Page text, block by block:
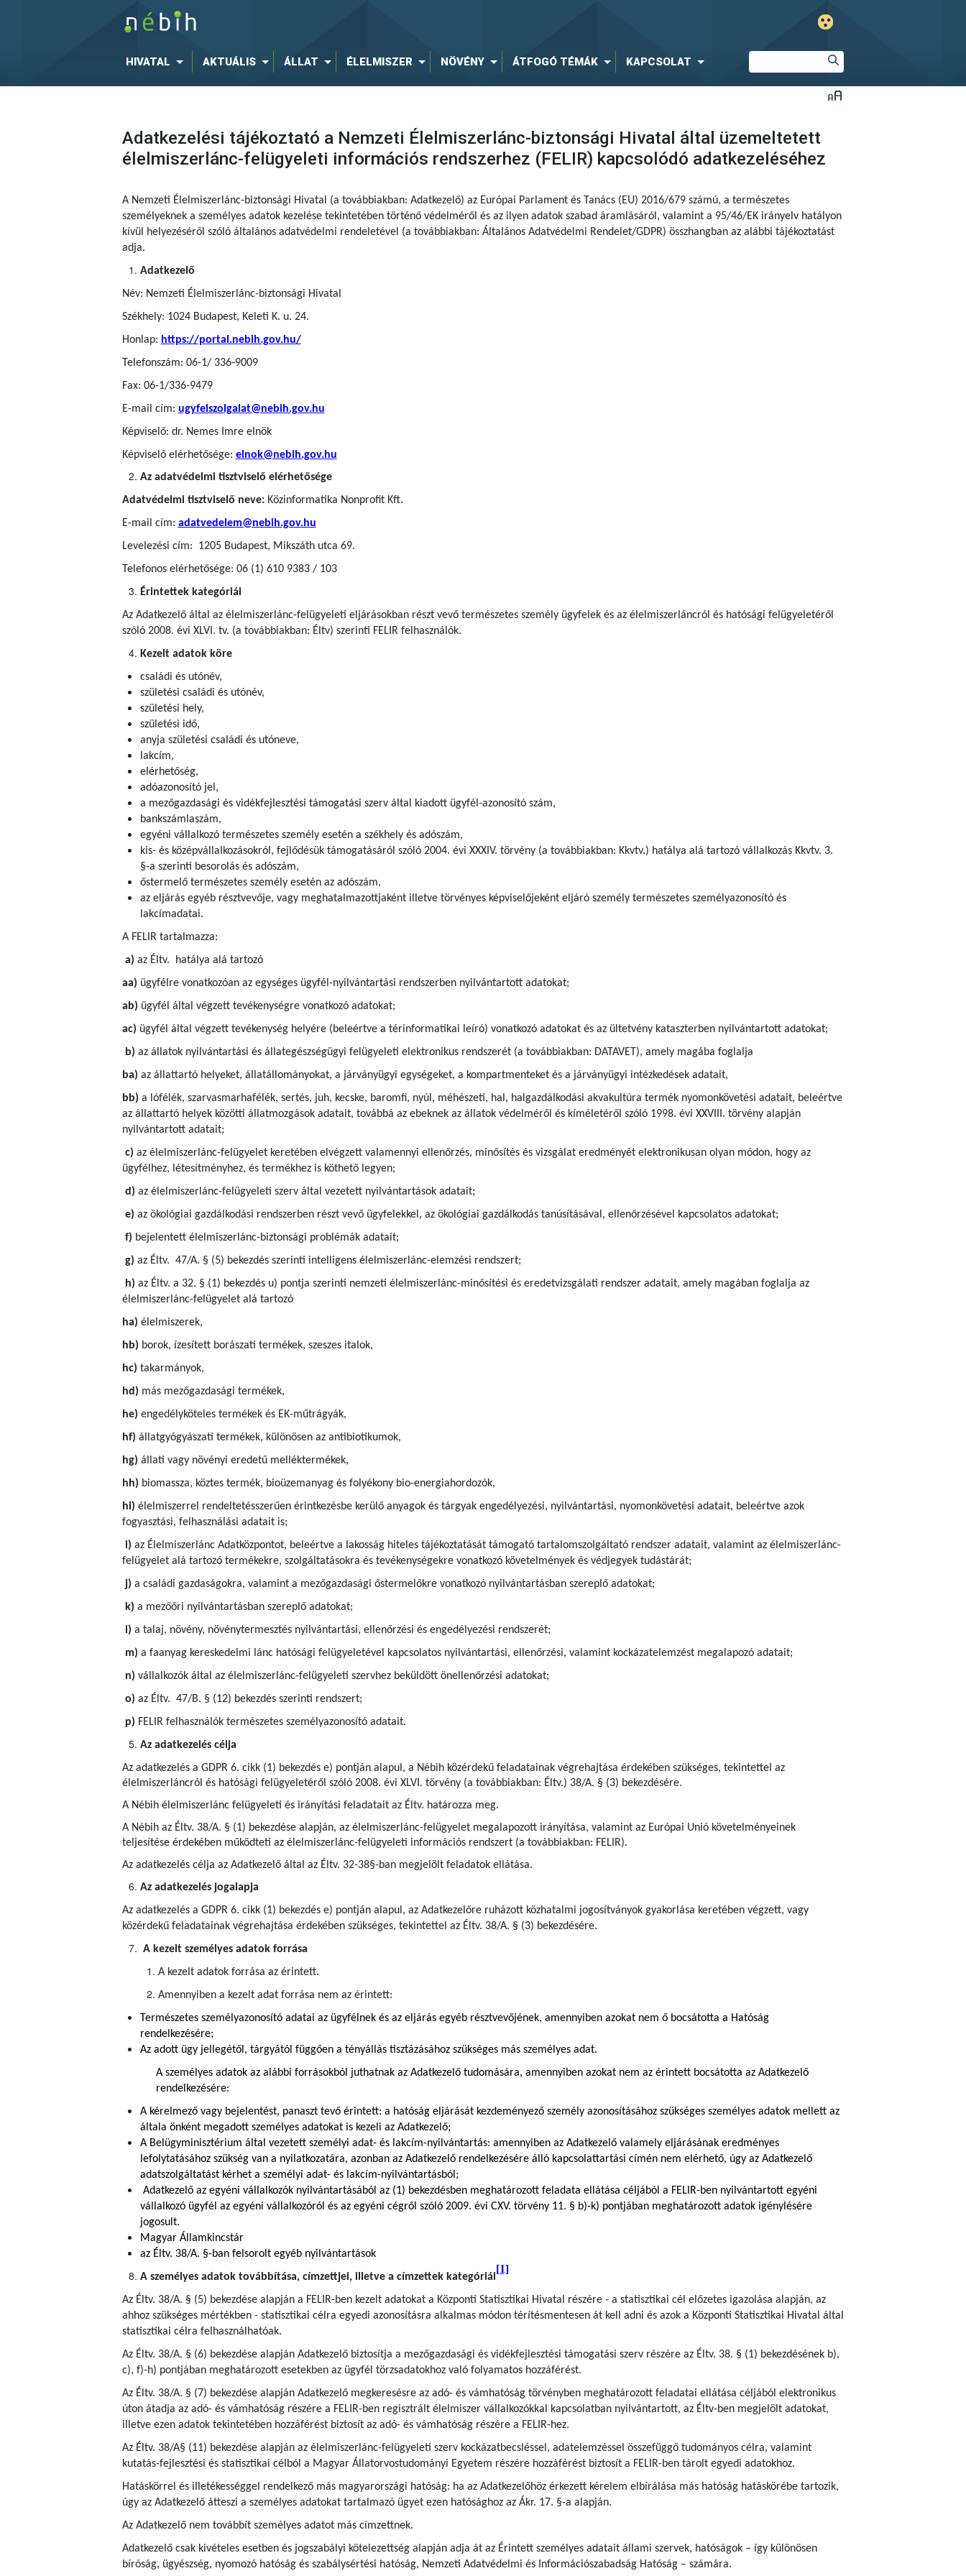
HIVATAL AKTUÁLIS ÁLLAT ÉLELMISZER NÖVÉNY ÁTFOGÓ TÉMÁK KAPCSOLAT
Adatkezelési tájékoztató a Nemzeti Élelmiszerlánc-biztonsági Hivatal által üzemeltetett
élelmiszerlánc-felügyeleti információs rendszerhez (FELIR) kapcsolódó adatkezeléséhez
A Nemzeti Élelmiszerlánc-biztonsági Hivatal (a továbbiakban: Adatkezelő) az Európai Parlament és Tanács (EU) 2016/679 számú, a természetes
személyeknek a személyes adatok kezelése tekintetében történő védelméről és az ilyen adatok szabad áramlásáról, valamint a 95/46/EK irányelv hatályon
kívül helyezéséről szóló általános adatvédelmi rendeletével (a továbbiakban: Általános Adatvédelmi Rendelet/GDPR) összhangban az alábbi tájékoztatást
adja.
Adatkezelő
Név: Nemzeti Élelmiszerlánc-biztonsági Hivatal
Székhely: 1024 Budapest, Keleti K. u. 24.
Honlap: https://portal.nebih.gov.hu/
Telefonszám: 06-1/ 336-9009
Fax: 06-1/336-9479
E-mail cím: ugyfelszolgalat@nebih.gov.hu
Képviselő: dr. Nemes Imre elnök
Képviselő elérhetősége: elnok@nebih.gov.hu
Az adatvédelmi tisztviselő elérhetősége
Adatvédelmi tisztviselő neve:Közinformatika Nonprofit Kft.
E-mail cím: adatvedelem@nebih.gov.hu
Levelezési cím: 1205 Budapest, Mikszáth utca 69.
Telefonos elérhetősége: 06 (1) 610 9383 / 103
Érintettek kategóriái
Az Adatkezelő által az élelmiszerlánc-felügyeleti eljárásokban részt vevő természetes személy ügyfelek és az élelmiszerláncról és hatósági felügyeletéről
szóló 2008. évi XLVI. tv. (a továbbiakban: Éltv) szerinti FELIR felhasználók.
Kezelt adatok köre
családi és utónév,
születési családi és utónév,
születési hely,
születési idő,
anyja születési családi és utóneve,
lakcím,
elérhetőség,
adóazonosító jel,
a mezőgazdasági és vidékfejlesztési támogatási szerv által kiadott ügyfél-azonosító szám,
bankszámlaszám,
egyéni vállalkozó természetes személy esetén a székhely és adószám,
kis- és középvállalkozásokról, fejlődésük támogatásáról szóló 2004. évi XXXIV. törvény (a továbbiakban: Kkvtv.) hatálya alá tartozó vállalkozás Kkvtv. 3.
§-a szerinti besorolás és adószám,
őstermelő természetes személy esetén az adószám,
az eljárás egyéb résztvevője, vagy meghatalmazottjaként illetve törvényes képviselőjeként eljáró személy természetes személyazonosító és
lakcímadatai.
A FELIR tartalmazza:
a) az Éltv. hatálya alá tartozó
aa) ügyfélre vonatkozóan az egységes ügyfél-nyilvántartási rendszerben nyilvántartott adatokat;
ab) ügyfél által végzett tevékenységre vonatkozó adatokat;
ac) ügyfél által végzett tevékenység helyére (beleértve a térinformatikai leíró) vonatkozó adatokat és az ültetvény kataszterben nyilvántartott adatokat;
b) az állatok nyilvántartási és állategészségügyi felügyeleti elektronikus rendszerét (a továbbiakban: DATAVET), amely magába foglalja
ba) az állattartó helyeket, állatállományokat, a járványügyi egységeket, a kompartmenteket és a járványügyi intézkedések adatait,
bb) a lófélék, szarvasmarhafélék, sertés, juh, kecske, baromfi, nyúl, méhészeti, hal, halgazdálkodási akvakultúra termék nyomonkövetési adatait, beleértve
az állattartó helyek közötti állatmozgások adatait, továbbá az ebeknek az állatok védelméről és kíméletéről szóló 1998. évi XXVIII. törvény alapján
nyilvántartott adatait;
c) az élelmiszerlánc-felügyelet keretében elvégzett valamennyi ellenőrzés, minősítés és vizsgálat eredményét elektronikusan olyan módon, hogy az
ügyfélhez, létesítményhez, és termékhez is köthető legyen;
d) az élelmiszerlánc-felügyeleti szerv által vezetett nyilvántartások adatait;
e) az ökológiai gazdálkodási rendszerben részt vevő ügyfelekkel, az ökológiai gazdálkodás tanúsításával, ellenőrzésével kapcsolatos adatokat;
f) bejelentett élelmiszerlánc-biztonsági problémák adatait;
g) az Éltv. 47/A. § (5) bekezdés szerinti intelligens élelmiszerlánc-elemzési rendszert;
h) az Éltv. a 32. § (1) bekezdés u) pontja szerinti nemzeti élelmiszerlánc-minősítési és eredetvizsgálati rendszer adatait, amely magában foglalja az
élelmiszerlánc-felügyelet alá tartozó
ha) élelmiszerek,
hb) borok, ízesített borászati termékek, szeszes italok,
hc) takarmányok,
hd) más mezőgazdasági termékek,
he) engedélyköteles termékek és EK-műtrágyák,
hf) állatgyógyászati termékek, különösen az antibiotikumok,
hg) állati vagy növényi eredetű melléktermékek,
hh) biomassza, köztes termék, bioüzemanyag és folyékony bio-energiahordozók,
hi) élelmiszerrel rendeltetésszerűen érintkezésbe kerülő anyagok és tárgyak engedélyezési, nyilvántartási, nyomonkövetési adatait, beleértve azok
fogyasztási, felhasználási adatait is;
i) az Élelmiszerlánc Adatközpontot, beleértve a lakosság hiteles tájékoztatását támogató tartalomszolgáltató rendszer adatait, valamint az élelmiszerlánc-
felügyelet alá tartozó termékekre, szolgáltatásokra és tevékenységekre vonatkozó követelmények és védjegyek tudástárát;
j) a családi gazdaságokra, valamint a mezőgazdasági őstermelőkre vonatkozó nyilvántartásban szereplő adatokat;
k) a mezőőri nyilvántartásban szereplő adatokat;
l) a talaj, növény, növénytermesztés nyilvántartási, ellenőrzési és engedélyezési rendszerét;
m) a faanyag kereskedelmi lánc hatósági felügyeletével kapcsolatos nyilvántartási, ellenőrzési, valamint kockázatelemzést megalapozó adatait;
n) vállalkozók által az élelmiszerlánc-felügyeleti szervhez beküldött önellenőrzési adatokat;
o) az Éltv. 47/B. § (12) bekezdés szerinti rendszert;
p) FELIR felhasználók természetes személyazonosító adatait.
Az adatkezelés célja
Az adatkezelés a GDPR 6. cikk (1) bekezdés e) pontján alapul, a Nébih közérdekű feladatainak végrehajtása érdekében szükséges, tekintettel az
élelmiszerláncról és hatósági felügyeletéről szóló 2008. évi XLVI. törvény (a továbbiakban: Éltv.) 38/A. § (3) bekezdésére.
A Nébih élelmiszerlánc felügyeleti és irányítási feladatait az Éltv. határozza meg.
A Nébih az Éltv. 38/A. § (1) bekezdése alapján, az élelmiszerlánc-felügyelet megalapozott irányítása, valamint az Európai Unió követelményeinek
teljesítése érdekében működteti az élelmiszerlánc-felügyeleti információs rendszert (a továbbiakban: FELIR).
Az adatkezelés célja az Adatkezelő által az Éltv. 32-38§-ban megjelölt feladatok ellátása.
Az adatkezelés jogalapja
Az adatkezelés a GDPR 6. cikk (1) bekezdés e) pontján alapul, az Adatkezelőre ruházott közhatalmi jogosítványok gyakorlása keretében végzett, vagy
közérdekű feladatainak végrehajtása érdekében szükséges, tekintettel az Éltv. 38/A. § (3) bekezdésére.
A kezelt személyes adatok forrása
A kezelt adatok forrása az érintett.
Amennyiben a kezelt adat forrása nem az érintett:
Természetes személyazonosító adatai az ügyfélnek és az eljárás egyéb résztvevőjének, amennyiben azokat nem ő bocsátotta a Hatóság
rendelkezésére;
Az adott ügy jellegétől, tárgyától függően a tényállás tisztázásához szükséges más személyes adat.
A személyes adatok az alábbi forrásokból juthatnak az Adatkezelő tudomására, amennyiben azokat nem az érintett bocsátotta az Adatkezelő
rendelkezésére:
A kérelmező vagy bejelentést, panaszt tevő érintett: a hatóság eljárását kezdeményező személy azonosításához szükséges személyes adatok mellett az
általa önként megadott személyes adatokat is kezeli az Adatkezelő;
A Belügyminisztérium által vezetett személyi adat- és lakcím-nyilvántartás: amennyiben az Adatkezelő valamely eljárásának eredményes
lefolytatásához szükség van a nyilatkozatára, azonban az Adatkezelő rendelkezésére álló kapcsolattartási címén nem elérhető, úgy az Adatkezelő
adatszolgáltatást kérhet a személyi adat- és lakcím-nyilvántartásból;
Adatkezelő az egyéni vállalkozók nyilvántartásából az (1) bekezdésben meghatározott feladata ellátása céljából a FELIR-ben nyilvántartott egyéni
vállalkozó ügyfél az egyéni vállalkozóról és az egyéni cégről szóló 2009. évi CXV. törvény 11. § b)-k) pontjában meghatározott adatok igénylésére
jogosult.
Magyar Államkincstár
az Éltv. 38/A. §-ban felsorolt egyéb nyilvántartások
A személyes adatok továbbítása, címzettjei, illetve a címzettek kategóriái
[1]
Az Éltv. 38/A. § (5) bekezdése alapján a FELIR-ben kezelt adatokat a Központi Statisztikai Hivatal részére - a statisztikai cél előzetes igazolása alapján, az
ahhoz szükséges mértékben - statisztikai célra egyedi azonosításra alkalmas módon térítésmentesen át kell adni és azok a Központi Statisztikai Hivatal által
statisztikai célra felhasználhatóak.
Az Éltv. 38/A. § (6) bekezdése alapján Adatkezelő biztosítja a mezőgazdasági és vidékfejlesztési támogatási szerv részére az Éltv. 38. § (1) bekezdésének b),
c), f)-h) pontjában meghatározott esetekben az ügyfél törzsadatokhoz való folyamatos hozzáférést.
Az Éltv. 38/A. § (7) bekezdése alapján Adatkezelő megkeresésre az adó- és vámhatóság törvényben meghatározott feladatai ellátása céljából elektronikus
úton átadja az adó- és vámhatóság részére a FELIR-ben regisztrált élelmiszer vállalkozókkal kapcsolatban nyilvántartott, az Éltv-ben megjelölt adatokat,
illetve ezen adatok tekintetében hozzáférést biztosít az adó- és vámhatóság részére a FELIR-hez.
Az Éltv. 38/A§ (11) bekezdése alapján az élelmiszerlánc-felügyeleti szerv kockázatbecsléssel, adatelemzéssel összefüggő tudományos célra, valamint
kutatás-fejlesztési és statisztikai célból a Magyar Állatorvostudományi Egyetem részére hozzáférést biztosít a FELIR-ben tárolt egyedi adatokhoz.
Hatáskörrel és illetékességgel rendelkező más magyarországi hatóság: ha az Adatkezelőhöz érkezett kérelem elbírálása más hatóság hatáskörébe tartozik,
úgy az Adatkezelő átteszi a személyes adatokat tartalmazó ügyet ezen hatósághoz az Ákr. 17. §-a alapján.
Az Adatkezelő nem továbbít személyes adatot más címzettnek.
Adatkezelő csak kivételes esetben és jogszabályi kötelezettség alapján adja át az Érintett személyes adatait állami szervek, hatóságok – így különösen
bíróság, ügyészség, nyomozó hatóság és szabálysértési hatóság, Nemzeti Adatvédelmi és Információszabadság Hatóság – számára.